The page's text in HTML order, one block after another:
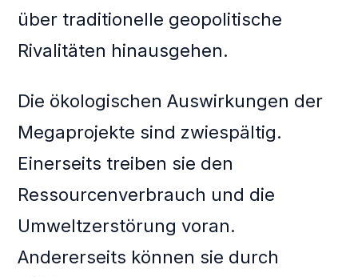
über traditionelle geopolitische
Rivalitäten hinausgehen.
Die ökologischen Auswirkungen der
Megaprojekte sind zwiespältig.
Einerseits treiben sie den
Ressourcenverbrauch und die
Umweltzerstörung voran.
Andererseits können sie durch